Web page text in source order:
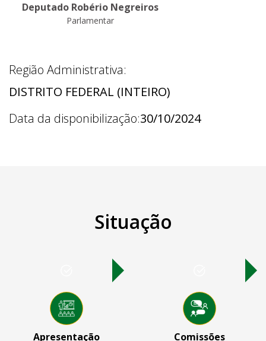
Deputado Robério Negreiros
Parlamentar
Região Administrativa:
DISTRITO FEDERAL (INTEIRO)
Data da disponibilização:30/10/2024
Situação
Apresentação Comissões